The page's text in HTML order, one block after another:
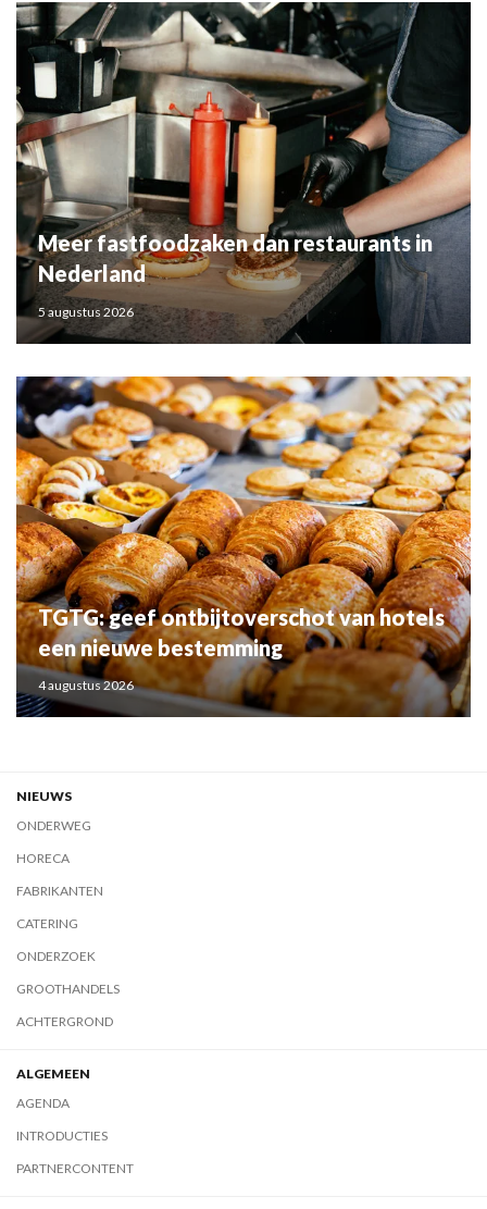
Meer fastfoodzaken dan restaurants in
Nederland
5 augustus 2026
TGTG: geef ontbijtoverschot van hotels
een nieuwe bestemming
4 augustus 2026
NIEUWS
ONDERWEG
HORECA
FABRIKANTEN
CATERING
ONDERZOEK
GROOTHANDELS
ACHTERGROND
ALGEMEEN
AGENDA
INTRODUCTIES
PARTNERCONTENT